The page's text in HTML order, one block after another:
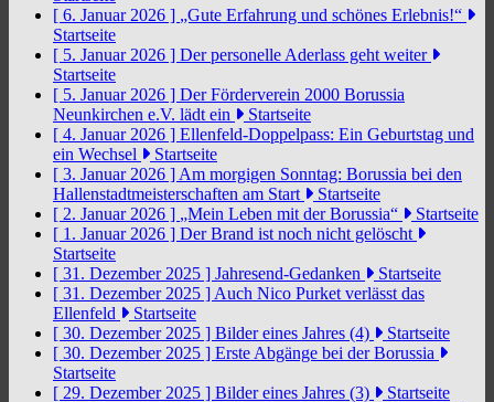
[ 6. Januar 2026 ] „Gute Erfahrung und schönes Erlebnis!“
Startseite
[ 5. Januar 2026 ] Der personelle Aderlass geht weiter
Startseite
[ 5. Januar 2026 ] Der Förderverein 2000 Borussia
Neunkirchen e.V. lädt ein
Startseite
[ 4. Januar 2026 ] Ellenfeld-Doppelpass: Ein Geburtstag und
ein Wechsel
Startseite
[ 3. Januar 2026 ] Am morgigen Sonntag: Borussia bei den
Hallenstadtmeisterschaften am Start
Startseite
[ 2. Januar 2026 ] „Mein Leben mit der Borussia“
Startseite
[ 1. Januar 2026 ] Der Brand ist noch nicht gelöscht
Startseite
[ 31. Dezember 2025 ] Jahresend-Gedanken
Startseite
[ 31. Dezember 2025 ] Auch Nico Purket verlässt das
Ellenfeld
Startseite
[ 30. Dezember 2025 ] Bilder eines Jahres (4)
Startseite
[ 30. Dezember 2025 ] Erste Abgänge bei der Borussia
Startseite
[ 29. Dezember 2025 ] Bilder eines Jahres (3)
Startseite